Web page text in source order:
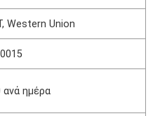
Western Union
ανά ημέρα